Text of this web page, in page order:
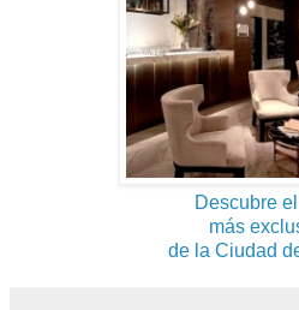
Descubre el
más
de la Ciudad